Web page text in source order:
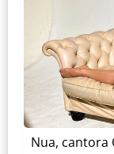
Nua, cantora